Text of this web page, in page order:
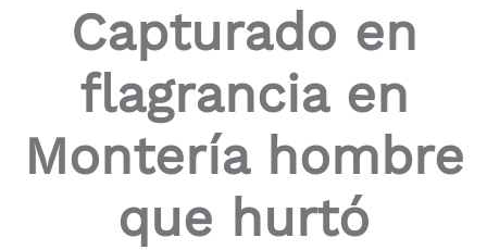
Capturado en
flagrancia en
Montería hombre
que hurtó